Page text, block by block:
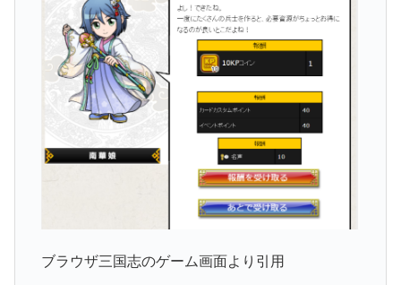
ブラウザ三国志のゲーム画面より引用